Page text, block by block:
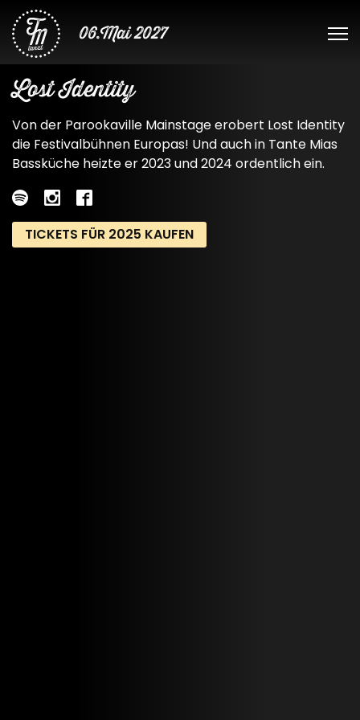
06.Mai 2027
Lost Identity
Von der Parookaville Mainstage erobert Lost Identity
die Festivalbühnen Europas! Und auch in Tante Mias
Bassküche heizte er 2023 und 2024 ordentlich ein.
TICKETS FÜR 2025 KAUFEN